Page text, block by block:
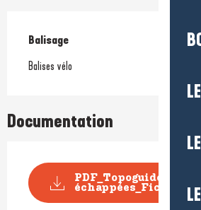
Balisage
Balises vélo
Documentation
PDF_Topoguide VELO
échappées_Fiche n...